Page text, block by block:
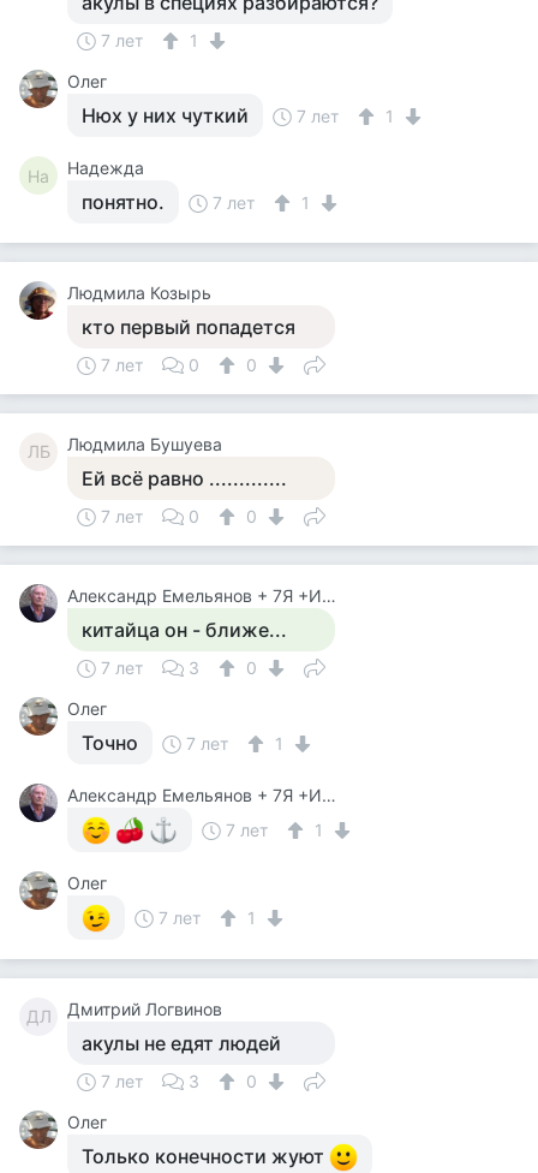
7 лет
1
Олег
Нюх у них чуткий 7 лет 1
На Надежда
понятно. 7 лет 1
Людмила Козырь
кто первый попадется
7 лет 0 0
ЛБ Людмила Бушуева
Ей всё равно .............
7 лет 0 0
Александр Емельянов + 7Я +Инструктор Туризма
китайца он - ближе...
7 лет 3
0
Олег
Точно 7 лет 1
Александр Емельянов + 7Я +Инструктор Туризма
7 лет
1
Олег
7 лет
1
ДЛ Дмитрий Логвинов
акулы не едят людей
7 лет 3
0
Олег
Только конечности жуют